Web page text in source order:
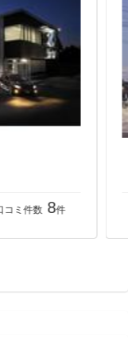
コミ件数 8件